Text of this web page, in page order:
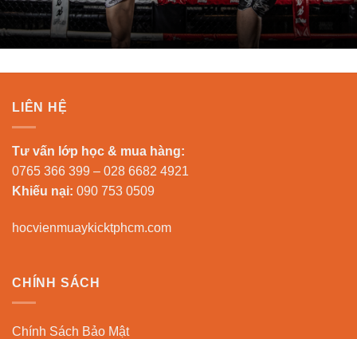
LIÊN HỆ
Tư vấn lớp học & mua hàng:
0765 366 399 – 028 6682 4921
Khiếu nại: 090 753 0509
hocvienmuaykicktphcm.com
CHÍNH SÁCH
Chính Sách Bảo Mật